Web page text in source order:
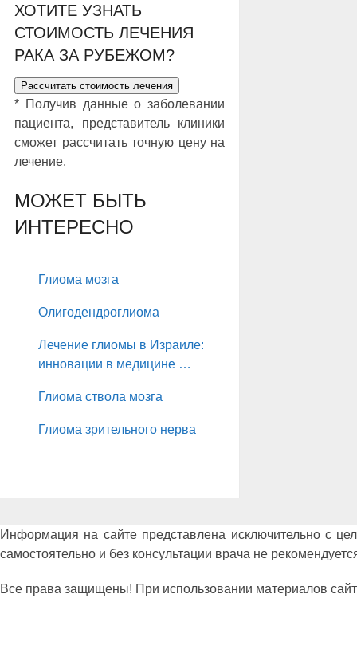
ХОТИТЕ УЗНАТЬ
СТОИМОСТЬ ЛЕЧЕНИЯ
РАКА ЗА РУБЕЖОМ?
Рассчитать стоимость лечения
* Получив данные о заболевании
пациента, представитель клиники
сможет рассчитать точную цену на
лечение.
МОЖЕТ БЫТЬ
ИНТЕРЕСНО
Глиома мозга
Олигодендроглиома
Лечение глиомы в Израиле:
инновации в медицине …
Глиома ствола мозга
Глиома зрительного нерва
Информация на сайте представлена исключительно с
самостоятельно и без консультации врача не
Все права защищены! При использовании материалов